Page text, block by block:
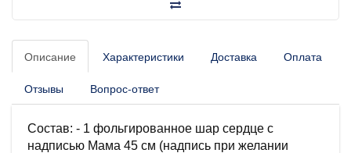
Описание Характеристики Доставка Оплата
Отзывы Вопрос-ответ
Состав: - 1 фольгированное шар сердце с
надписью Мама 45 см (надпись при желании